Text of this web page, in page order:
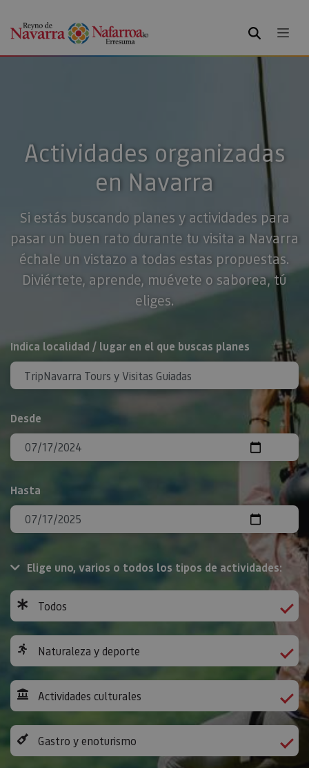
BUSCAR
Actividades organizadas
en Navarra
Si estás buscando planes y actividades para
pasar un buen rato durante tu visita a Navarra
échale un vistazo a todas estas propuestas.
Diviértete, aprende, muévete o saborea, tú
eliges.
BUSCAR
Indica localidad / lugar en el que buscas planes
Desde
Hasta
Elige uno, varios o todos los tipos de actividades:
Todos
Naturaleza y deporte
Actividades culturales
Gastro y enoturismo